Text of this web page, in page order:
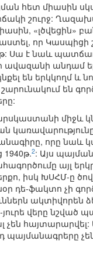
հետ միասին
շուրջ:
«լծվեցին»
որ Կասպիցի
Սա է նաև
ավազանի անդամ
են երկկողմ և
շարունակում են
միջև
որը նաև
2: Այս
այլ
իսկ ԽՍՀՄ-
դե-ֆակտո չի
վերը նշված
հայտարարվել: